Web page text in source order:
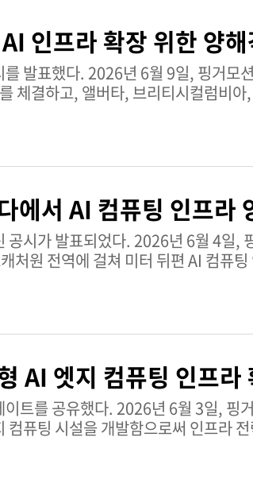
인프라 확장 위한 양
모션은 앨버타주에 본사를 둔 블루플레어 에너지 솔루션스와 법적
체결하고, 앨버타, 브리티시컬럼비
에서 AI 컴퓨팅 인프라
2026년 6월 4일, 핑거모션은 블루플레어 에너지 솔루션스와 앨버타,
처원 전역에 걸쳐 미터 뒤편 AI 컴퓨
AI 엣지 컴퓨팅 인프라
6월 3일, 핑거모션은 지역화된 인공지능 처리 및 추론 작업을 지원하기
컴퓨팅 시설을 개발함으로써 인프라